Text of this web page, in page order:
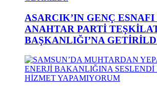
ASARCIK’IN GENÇ
ANAHTAR PARTİ
BAŞKANLIĞI’NA